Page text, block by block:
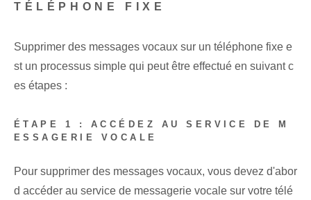
TÉLÉPHONE FIXE
Supprimer des messages vocaux sur un téléphone fixe e
st un processus simple qui peut être effectué en suivant c
es étapes :
ÉTAPE 1 : ACCÉDEZ AU SERVICE DE M
ESSAGERIE VOCALE
Pour supprimer des messages vocaux, vous devez d'abor
d accéder au service de messagerie vocale sur votre télé